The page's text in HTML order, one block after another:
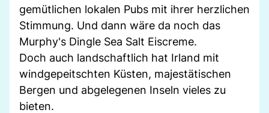
gemütlichen lokalen Pubs mit ihrer herzlichen
Stimmung. Und dann wäre da noch das
Murphy's Dingle Sea Salt Eiscreme.
Doch auch landschaftlich hat Irland mit
windgepeitschten Küsten, majestätischen
Bergen und abgelegenen Inseln vieles zu
bieten.